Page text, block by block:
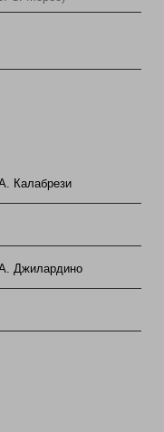
Калабрези
Джилаpдино